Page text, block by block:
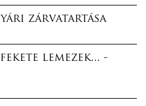
zárvatartása
lemezek... -